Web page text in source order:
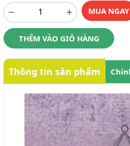
MUA NGAY
THÊM VÀO GIỎ HÀNG
Thông tin sản phẩm